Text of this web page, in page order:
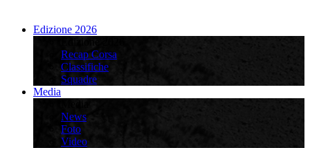
Edizione 2026
Recap Corsa
Classifiche
Squadre
Media
News
Foto
Video